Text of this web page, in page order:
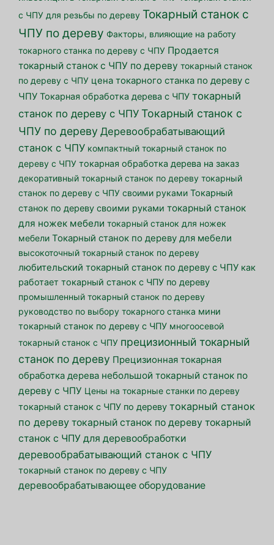
с ЧПУ для резьбы по дереву Токарный станок с
ЧПУ по дереву Факторы, влияющие на работу
токарного станка по дереву с ЧПУ Продается
токарный станок с ЧПУ по дереву токарный станок
по дереву с ЧПУ цена токарного станка по дереву с
ЧПУ Токарная обработка дерева с ЧПУ токарный
станок по дереву с ЧПУ Токарный станок с
ЧПУ по дереву Деревообрабатывающий
станок с ЧПУ компактный токарный станок по
дереву с ЧПУ токарная обработка дерева на заказ
декоративный токарный станок по дереву токарный
станок по дереву с ЧПУ своими руками Токарный
станок по дереву своими руками токарный станок
для ножек мебели токарный станок для ножек
мебели Токарный станок по дереву для мебели
высокоточный токарный станок по дереву
любительский токарный станок по дереву с ЧПУ как
работает токарный станок с ЧПУ по дереву
промышленный токарный станок по дереву
руководство по выбору токарного станка мини
токарный станок по дереву с ЧПУ многоосевой
токарный станок с ЧПУ прецизионный токарный
станок по дереву Прецизионная токарная
обработка дерева небольшой токарный станок по
дереву с ЧПУ Цены на токарные станки по дереву
токарный станок с ЧПУ по дереву токарный станок
по дереву токарный станок по дереву токарный
станок с ЧПУ для деревообработки
деревообрабатывающий станок с ЧПУ
токарный станок по дереву с ЧПУ
деревообрабатывающее оборудование